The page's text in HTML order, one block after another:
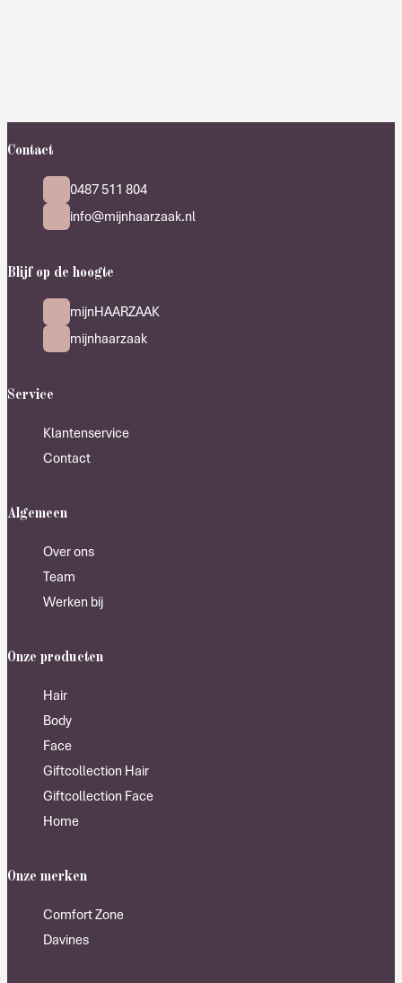
Contact
0487 511 804
info@mijnhaarzaak.nl
Blijf op de hoogte
mijnHAARZAAK
mijnhaarzaak
Service
Klantenservice
Contact
Algemeen
Over ons
Team
Werken bij
Onze producten
Hair
Body
Face
Giftcollection Hair
Giftcollection Face
Home
Onze merken
Comfort Zone
Davines